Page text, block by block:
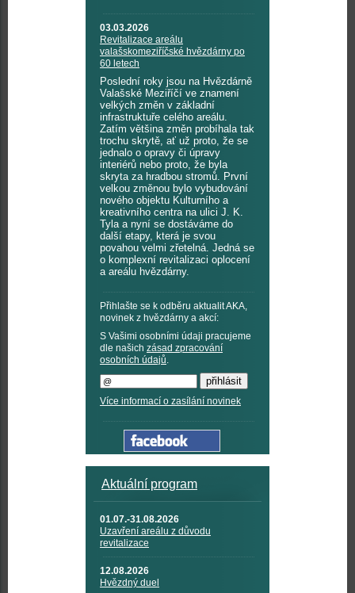
03.03.2026
Revitalizace areálu
valašskomeziříčské hvězdárny po
60 letech
Poslední roky jsou na Hvězdárně
Valašské Meziříčí ve znamení
velkých změn v základní
infrastruktuře celého areálu.
Zatím většina změn probíhala tak
trochu skrytě, ať už proto, že se
jednalo o opravy či úpravy
interiérů nebo proto, že byla
skryta za hradbou stromů. První
velkou změnou bylo vybudování
nového objektu Kulturního a
kreativního centra na ulici J. K.
Tyla a nyní se dostáváme do
další etapy, která je svou
povahou velmi zřetelná. Jedná se
o komplexní revitalizaci oplocení
a areálu hvězdárny.
Přihlašte se k odběru aktualit AKA,
novinek z hvězdárny a akcí:
S Vašimi osobními údaji pracujeme
dle našich zásad zpracování
osobních údajů.
Více informací o zasílání novinek
Aktuální program
01.07.-31.08.2026
Uzavření areálu z důvodu
revitalizace
12.08.2026
Hvězdný duel